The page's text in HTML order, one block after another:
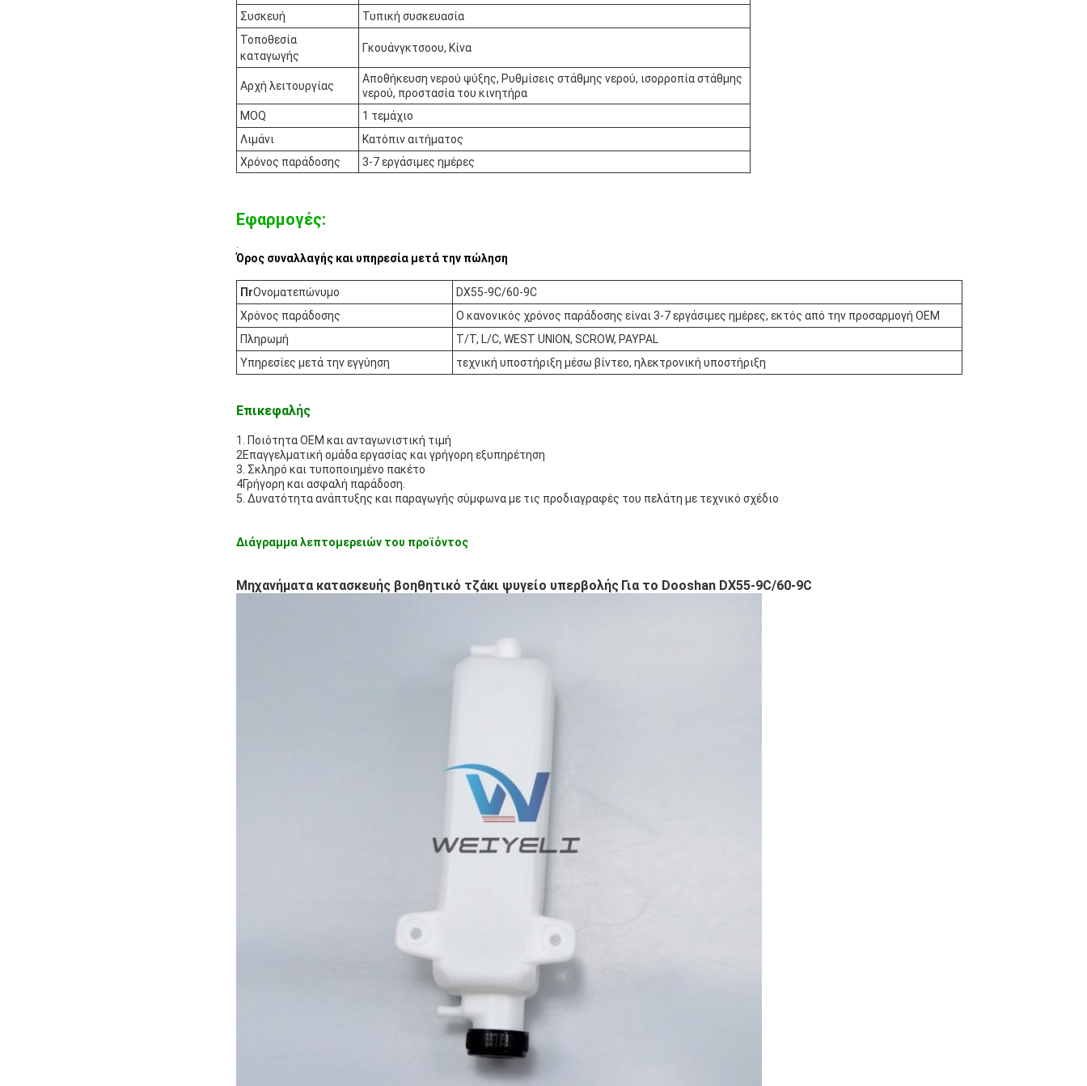
Συσκευή
Τυπική συσκευασία
Τοποθεσία
καταγωγής
Γκουάνγκτσοου, Κίνα
Αρχή λειτουργίας
Αποθήκευση νερού ψύξης, Ρυθμίσεις στάθμης νερού, ισορροπία στάθμης
νερού, προστασία του κινητήρα
MOQ
1 τεμάχιο
Λιμάνι
Κατόπιν αιτήματος
Χρόνος παράδοσης
3-7 εργάσιμες ημέρες
Εφαρμογές:
Όρος συναλλαγής και υπηρεσία μετά την πώληση
ΠrΟνοματεπώνυμο
DX55-9C/60-9C
Χρόνος παράδοσης
Ο κανονικός χρόνος παράδοσης είναι 3-7 εργάσιμες ημέρες, εκτός από την προσαρμογή OEM
Πληρωμή
T/T, L/C, WEST UNION, SCROW, PAYPAL
Υπηρεσίες μετά την εγγύηση
τεχνική υποστήριξη μέσω βίντεο, ηλεκτρονική υποστήριξη
Επικεφαλής
1. Ποιότητα OEM και ανταγωνιστική τιμή
2Επαγγελματική ομάδα εργασίας και γρήγορη εξυπηρέτηση
3. Σκληρό και τυποποιημένο πακέτο
4Γρήγορη και ασφαλή παράδοση.
5. Δυνατότητα ανάπτυξης και παραγωγής σύμφωνα με τις προδιαγραφές του πελάτη με τεχνικό σχέδιο
Διάγραμμα λεπτομερειών του προϊόντος
Μηχανήματα κατασκευής βοηθητικό τζάκι ψυγείο υπερβολής Για το Dooshan DX55-9C/60-9C